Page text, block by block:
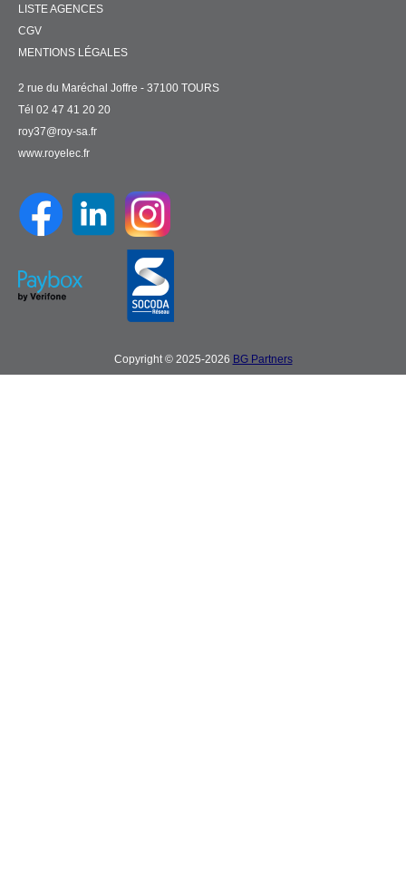
LISTE AGENCES
CGV
MENTIONS LÉGALES
2 rue du Maréchal Joffre - 37100 TOURS
Tél 02 47 41 20 20
roy37@roy-sa.fr
www.royelec.fr
Copyright © 2025-2026 BG Partners